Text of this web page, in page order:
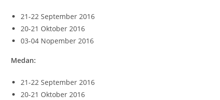
21-22 September 2016
20-21 Oktober 2016
03-04 Nopember 2016
Medan:
21-22 September 2016
20-21 Oktober 2016